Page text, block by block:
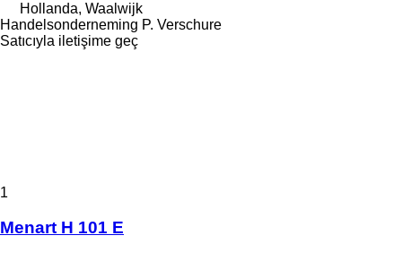
Hollanda, Waalwijk
Handelsonderneming P. Verschure
Satıcıyla iletişime geç
1
Menart H 101 E